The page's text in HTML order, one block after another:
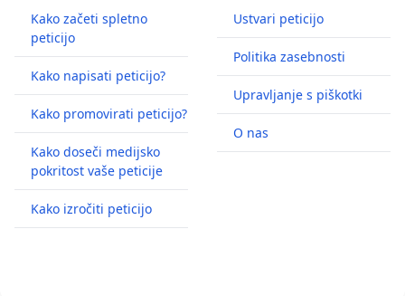
Kako začeti spletno
peticijo
Kako napisati peticijo?
Kako promovirati peticijo?
Kako doseči medijsko
pokritost vaše peticije
Kako izročiti peticijo
Ustvari peticijo
Politika zasebnosti
Upravljanje s piškotki
O nas